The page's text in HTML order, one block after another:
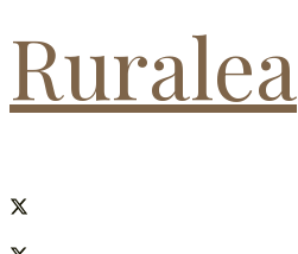
Ruralea